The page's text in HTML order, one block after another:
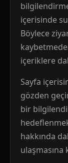
içerisinde
Böylece
içeriklere
Sayfa
gözden
bir
hakkında
ulaşmasına